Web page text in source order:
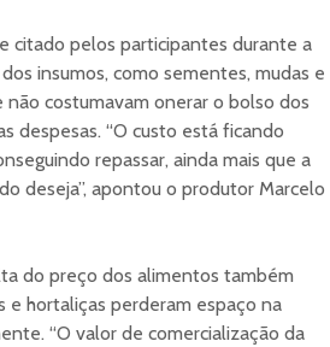
citado pelos participantes durante a
insumos, como sementes, mudas e
costumavam onerar o bolso dos
despesas. “O custo está ficando
repassar, ainda mais que a
deseja”, apontou o produtor Marcelo
do preço dos alimentos também
e hortaliças perderam espaço na
“O valor de comercialização da